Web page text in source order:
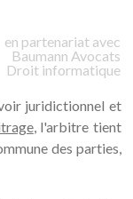
en partenariat avec
Baumann Avocats
Droit informatique
juridictionnel et
, l'arbitre tient
des parties,